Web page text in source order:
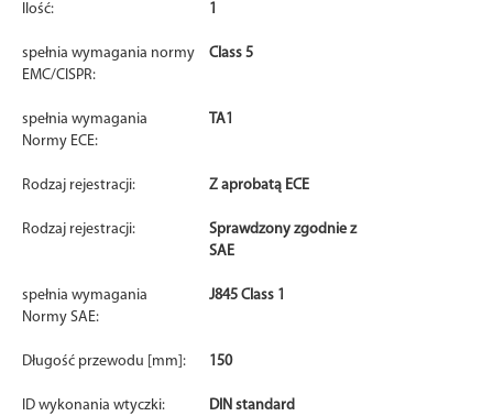
Ilość: 1
spełnia wymagania normy
EMC/CISPR:
Class 5
spełnia wymagania
Normy ECE:
TA1
Rodzaj rejestracji: Z aprobatą ECE
Rodzaj rejestracji:
Sprawdzony zgodnie z
SAE
spełnia wymagania
Normy SAE:
J845 Class 1
Długość przewodu [mm]: 150
ID wykonania wtyczki: DIN standard